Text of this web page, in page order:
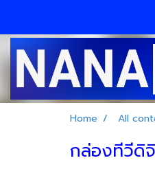
Home All
กล่องทีวีดิ